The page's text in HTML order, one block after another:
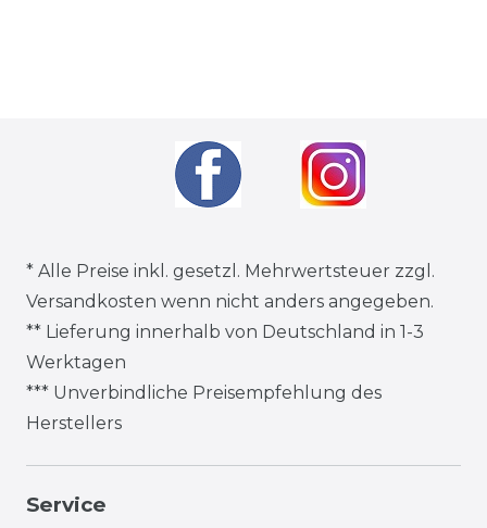
* Alle Preise inkl. gesetzl. Mehrwertsteuer zzgl.
Versandkosten wenn nicht anders angegeben.
** Lieferung innerhalb von Deutschland in 1-3
Werktagen
*** Unverbindliche Preisempfehlung des
Herstellers
Service